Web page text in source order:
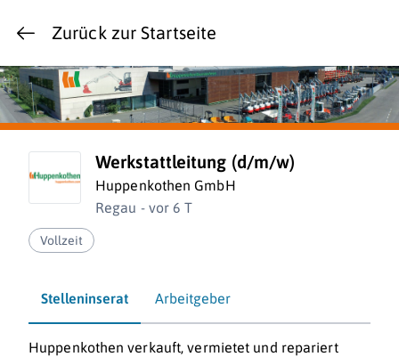
Zurück zur Startseite
Werkstattleitung (d/m/w)
Huppenkothen GmbH
Regau - vor 6 T
Vollzeit
Stelleninserat Arbeitgeber
Huppenkothen verkauft, vermietet und repariert